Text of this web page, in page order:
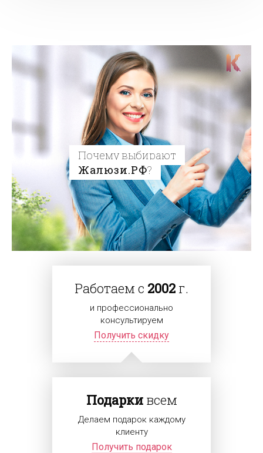
Почему выбирают
Жалюзи.РФ?
Работаем с 2002 г.
и профессионально
консультируем
Получить скидку
Подаркивсем
Делаем подарок каждому
клиенту
Получить подарок